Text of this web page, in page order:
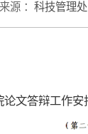
来源 ：科技管理处
文答辩工作